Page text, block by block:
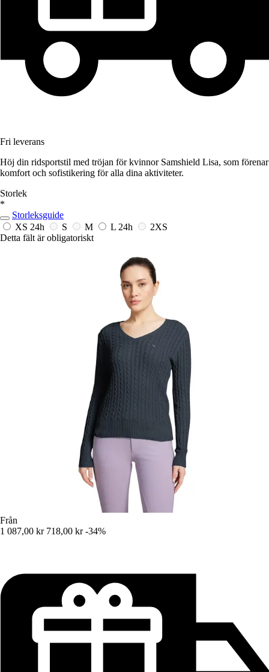
Fri leverans
Höj din ridsportstil med tröjan för kvinnor Samshield Lisa, som förenar
komfort och sofistikering för alla dina aktiviteter.
Storlek
*
Storleksguide
XS 24h S M L 24h
2XS
Detta fält är obligatoriskt
Från
1 087,00 kr 718,00 kr -34%